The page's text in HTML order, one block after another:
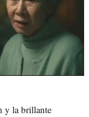
y la brillante